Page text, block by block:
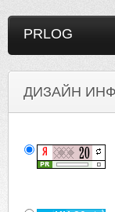
PRLOG
ДИЗАЙН